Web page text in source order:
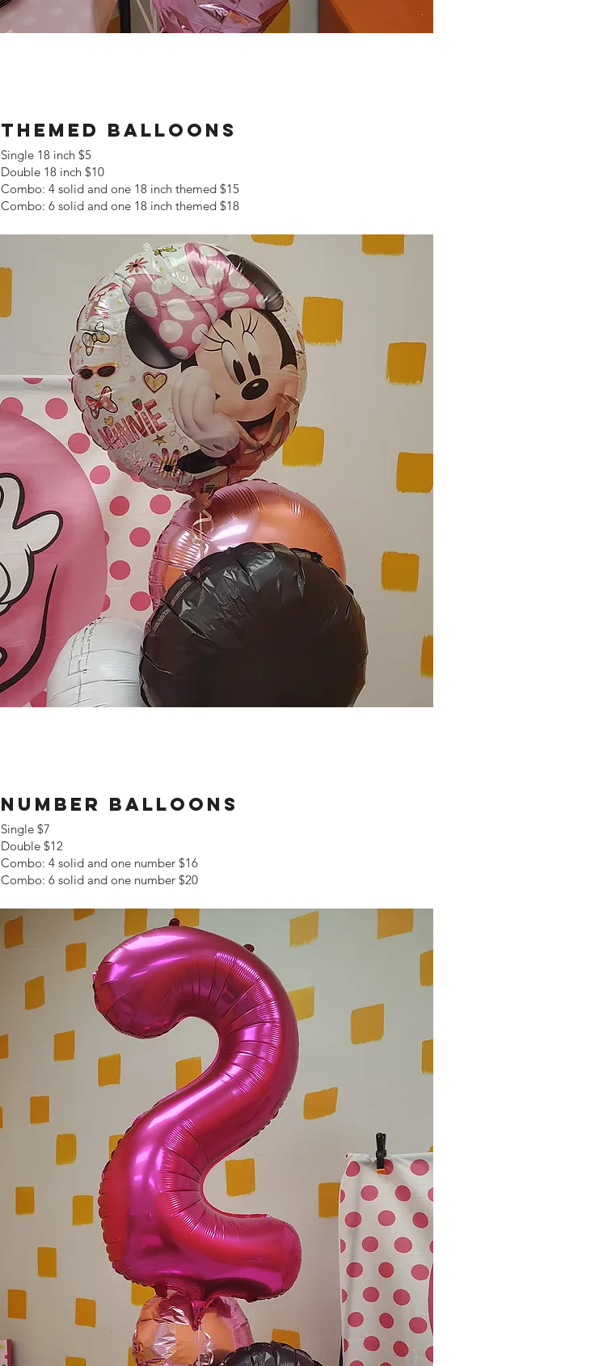
Themed Balloons
Single 18 inch $5
Double 18 inch $10
Combo: 4 solid and one 18 inch themed $15
Combo: 6 solid and one 18 inch themed $18
Number Balloons
Single $7
Double $12
Combo: 4 solid and one number $16
Combo: 6 solid and one number $20